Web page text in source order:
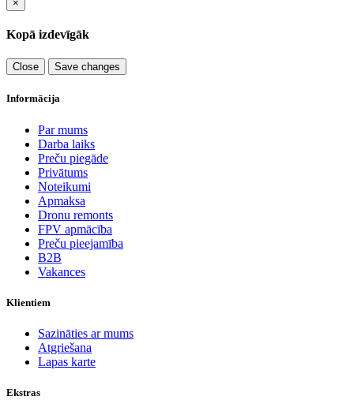
×
Kopā izdevīgāk
Close Save changes
Informācija
Par mums
Darba laiks
Preču piegāde
Privātums
Noteikumi
Apmaksa
Dronu remonts
FPV apmācība
Preču pieejamība
B2B
Vakances
Klientiem
Sazināties ar mums
Atgriešana
Lapas karte
Ekstras